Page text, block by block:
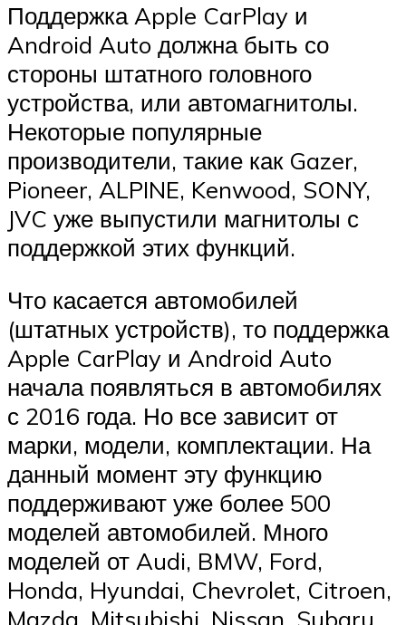
Поддержка Apple CarPlay и
Android Auto должна быть со
стороны штатного головного
устройства, или автомагнитолы.
Некоторые популярные
производители, такие как Gazer,
Pioneer, ALPINE, Kenwood, SONY,
JVC уже выпустили магнитолы с
поддержкой этих функций.
Что касается автомобилей
(штатных устройств), то поддержка
Apple CarPlay и Android Auto
начала появляться в автомобилях
с 2016 года. Но все зависит от
марки, модели, комплектации. На
данный момент эту функцию
поддерживают уже более 500
моделей автомобилей. Много
моделей от Audi, BMW, Ford,
Honda, Hyundai, Chevrolet, Citroen,
Mazda, Mitsubishi, Nissan, Subaru,